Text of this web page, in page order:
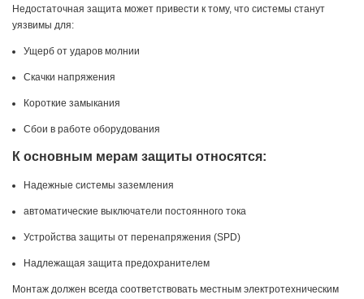
Недостаточная защита может привести к тому, что системы станут
уязвимы для:
Ущерб от ударов молнии
Скачки напряжения
Короткие замыкания
Сбои в работе оборудования
К основным мерам защиты относятся:
Надежные системы заземления
автоматические выключатели постоянного тока
Устройства защиты от перенапряжения (SPD)
Надлежащая защита предохранителем
Монтаж должен всегда соответствовать местным электротехническим